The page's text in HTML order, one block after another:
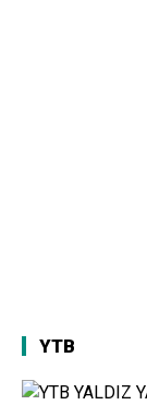
YTB